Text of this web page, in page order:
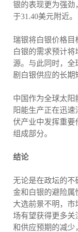
银的表现更为强劲
于31.40美元附近。
瑞银将白银价格目
白银的需求预计将
源。与此同时，全
剧白银供应的长期
中国作为全球太阳
阳能生产正在迅
伏产业中发挥重要
组成部分。
结论
无论是在政坛的不
金和白银的避险属
大选前景不明，
场有望获得更多关
和供应预期的减少